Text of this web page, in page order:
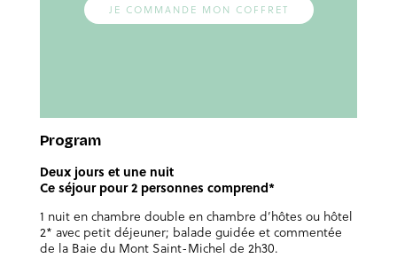
JE COMMANDE MON COFFRET
Program
Deux jours et une nuit
Ce séjour pour 2 personnes comprend*
1 nuit en chambre double en chambre d’hôtes ou hôtel
2* avec petit déjeuner; balade guidée et commentée
de la Baie du Mont Saint-Michel de 2h30.